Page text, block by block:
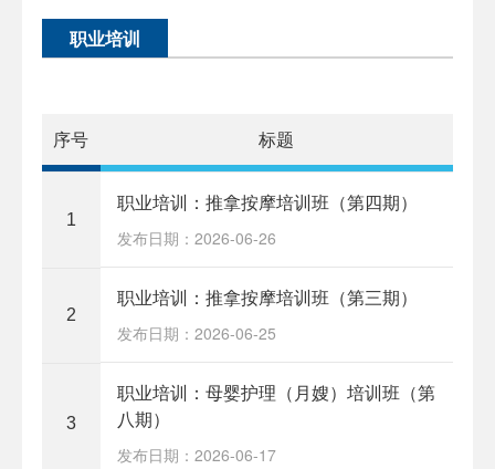
职业培训
序号 标题
1
职业培训：推拿按摩培训班（第四期）
发布日期：2026-06-26
2
职业培训：推拿按摩培训班（第三期）
发布日期：2026-06-25
3
职业培训：母婴护理（月嫂）培训班（第
八期）
发布日期：2026-06-17